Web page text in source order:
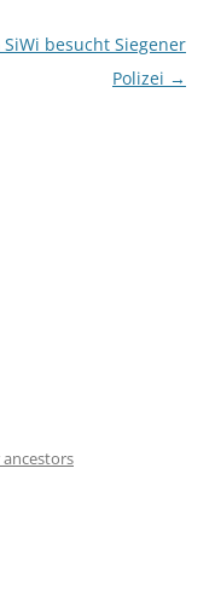
SiWi besucht Siegener
Polizei →